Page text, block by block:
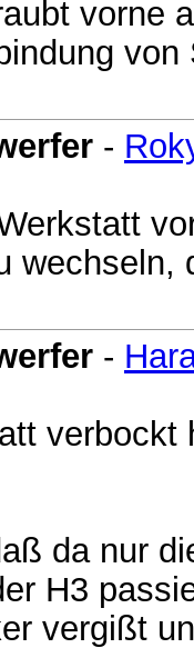
vorne
-
wechseln,
-
da nur
H3
vergißt